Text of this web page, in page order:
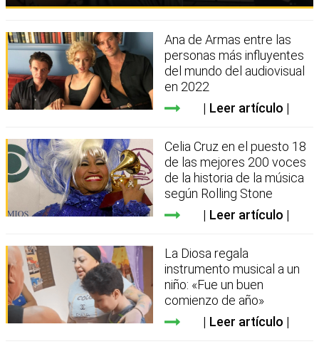
Ana de Armas entre las
personas más influyentes
del mundo del audiovisual
en 2022
Leer artículo
Celia Cruz en el puesto 18
de las mejores 200 voces
de la historia de la música
según Rolling Stone
Leer artículo
La Diosa regala
instrumento musical a un
niño: «Fue un buen
comienzo de año»
Leer artículo